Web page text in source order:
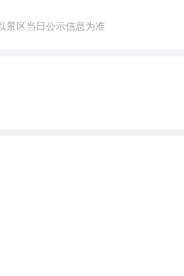
景区当日公示信息为准